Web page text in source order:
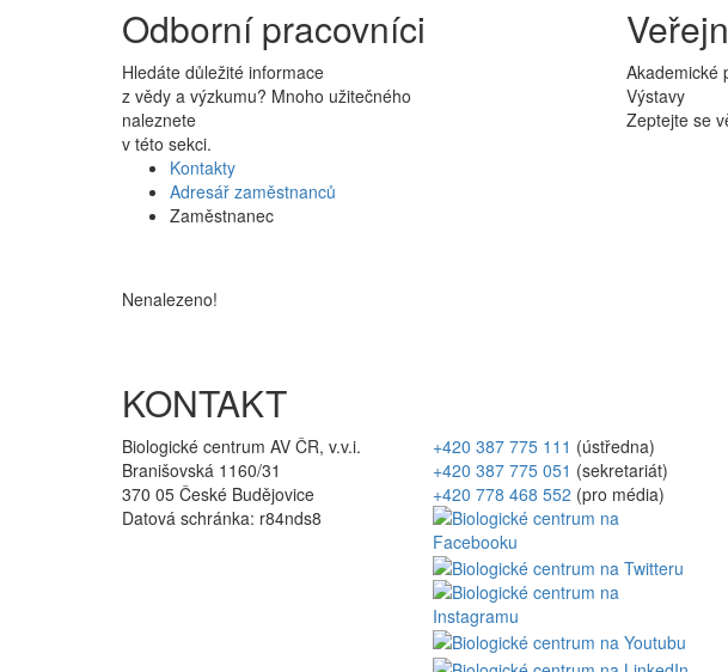
Odborní pracovníci
Hledáte důležité informace
z vědy a výzkumu? Mnoho užitečného
naleznete
v této sekci.
Akademické
Výstavy
Zeptejte se
Kontakty
Adresář zaměstnanců
Zaměstnanec
Nenalezeno!
KONTAKT
Biologické centrum AV ČR, v.v.i.
Branišovská 1160/31
370 05 České Budějovice
Datová schránka: r84nds8
+420 387 775 111 (ústředna)
+420 387 775 051 (sekretariát)
+420 778 468 552 (pro média)